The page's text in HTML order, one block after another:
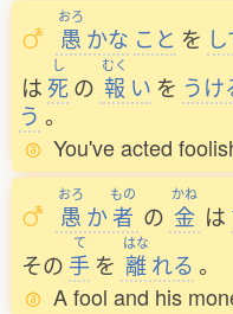
おろ
愚 かな こと を
は
し
死の
むく
報 い を うけ
う 。
You've acted
おろ
愚 か
もの
者 の
かね
金 は
その
て
手 を
はな
離れる 。
A fool and his